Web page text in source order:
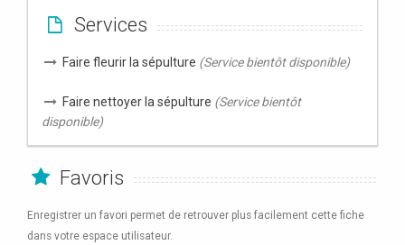
Services
Faire fleurir la sépulture (Service bientôt disponible)
Faire nettoyer la sépulture (Service bientôt
disponible)
Favoris
Enregistrer un favori permet de retrouver plus facilement cette fiche
dans votre espace utilisateur.